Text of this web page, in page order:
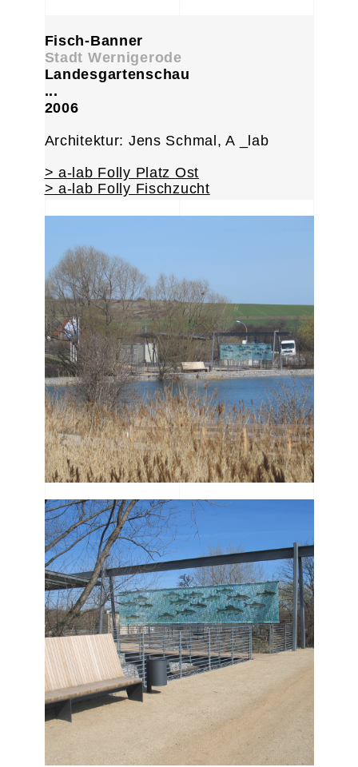
Fisch-Banner
Stadt Wernigerode
Landesgartenschau
...
2006
Architektur: Jens Schmal, A _lab
> a-lab Folly Platz Ost
> a-lab Folly Fischzucht